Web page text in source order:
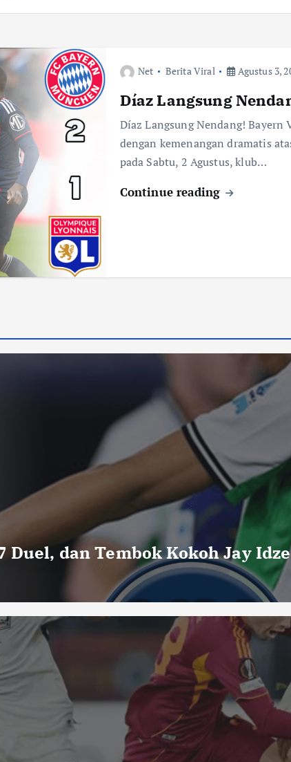
Net Berita Viral Agustus 3,
Díaz Langsung
Díaz Langsung Nendang!
dengan kemenangan dramatis
pada Sabtu, 2 Agustus, klub…
Continue reading
Duel, dan Tembok Kokoh Jay